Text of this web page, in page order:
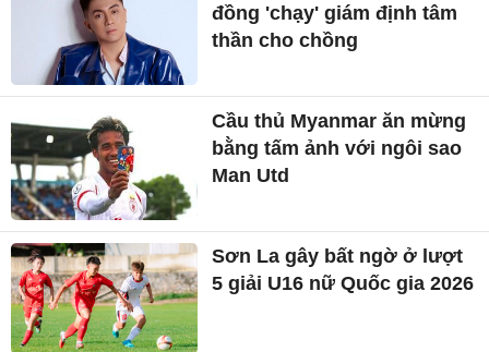
đồng 'chạy' giám định tâm
thần cho chồng
Cầu thủ Myanmar ăn mừng
bằng tấm ảnh với ngôi sao
Man Utd
Sơn La gây bất ngờ ở lượt
5 giải U16 nữ Quốc gia 2026